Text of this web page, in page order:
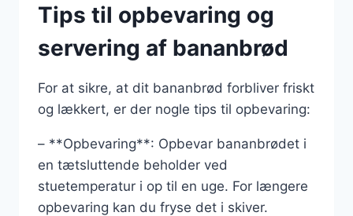
Tips til opbevaring og
servering af bananbrød
For at sikre, at dit bananbrød forbliver friskt
og lækkert, er der nogle tips til opbevaring:
– **Opbevaring**: Opbevar bananbrødet i
en tætsluttende beholder ved
stuetemperatur i op til en uge. For længere
opbevaring kan du fryse det i skiver.